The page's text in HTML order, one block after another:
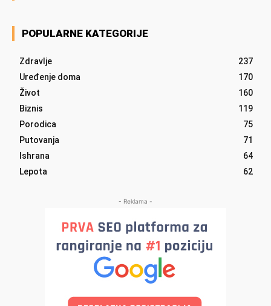
POPULARNE KATEGORIJE
Zdravlje
237
Uređenje doma
170
Život
160
Biznis
119
Porodica
75
Putovanja
71
Ishrana
64
Lepota
62
- Reklama -